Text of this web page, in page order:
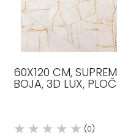
60X120 CM,
BOJA, 3D LUX,
(0)